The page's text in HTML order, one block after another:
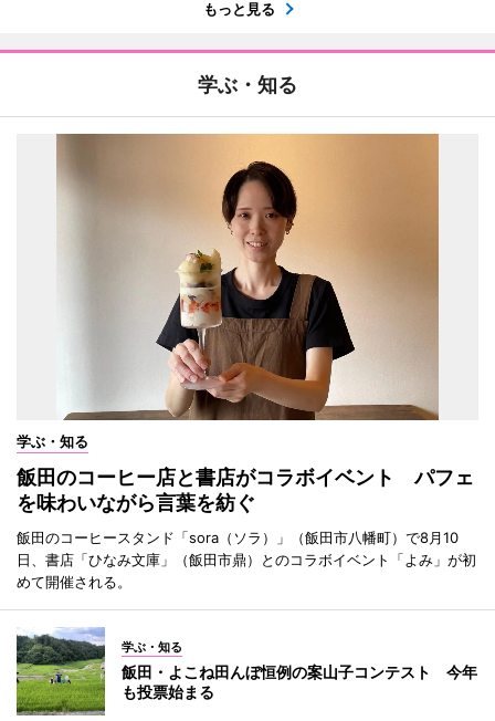
もっと見る
学ぶ・知る
学ぶ・知る
飯田のコーヒー店と書店がコラボイベント パフェ
を味わいながら言葉を紡ぐ
飯田のコーヒースタンド「sora（ソラ）」（飯田市八幡町）で8月10
日、書店「ひなみ文庫」（飯田市鼎）とのコラボイベント「よみ」が初
めて開催される。
学ぶ・知る
飯田・よこね田んぼ恒例の案山子コンテスト 今年
も投票始まる